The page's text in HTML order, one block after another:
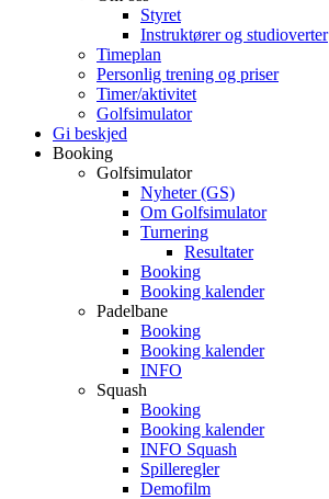
Styret
Instruktører og studioverter
Timeplan
Personlig trening og priser
Timer/aktivitet
Golfsimulator
Gi beskjed
Booking
Golfsimulator
Nyheter (GS)
Om Golfsimulator
Turnering
Resultater
Booking
Booking kalender
Padelbane
Booking
Booking kalender
INFO
Squash
Booking
Booking kalender
INFO Squash
Spilleregler
Demofilm